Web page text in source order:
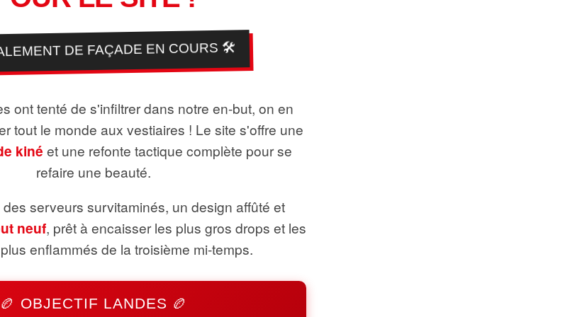
DE FAÇADE EN COURS 🛠️
ont tenté de s'infiltrer dans notre en-but, on en
tout le monde aux vestiaires ! Le site s'offre une
kiné et une refonte tactique complète pour se
refaire une beauté.
serveurs survitaminés, un design affûté et
neuf, prêt à encaisser les plus gros drops et les
enflammés de la troisième mi-temps.
🏉 OBJECTIF LANDES 🏉